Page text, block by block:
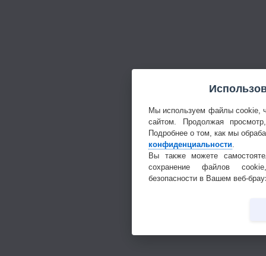
Мы используем файлы cookie,
сайтом. Продолжая
Подробнее о том, как мы
конфиденциальности.
Вы также можете
сохранение файлов
безопасности в Вашем веб-